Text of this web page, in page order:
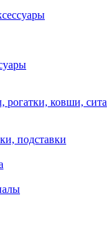
ковши, сита
подставки